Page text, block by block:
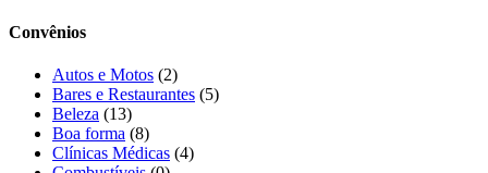
Convênios
Autos e Motos (2)
Bares e Restaurantes (5)
Beleza (13)
Boa forma (8)
Clínicas Médicas (4)